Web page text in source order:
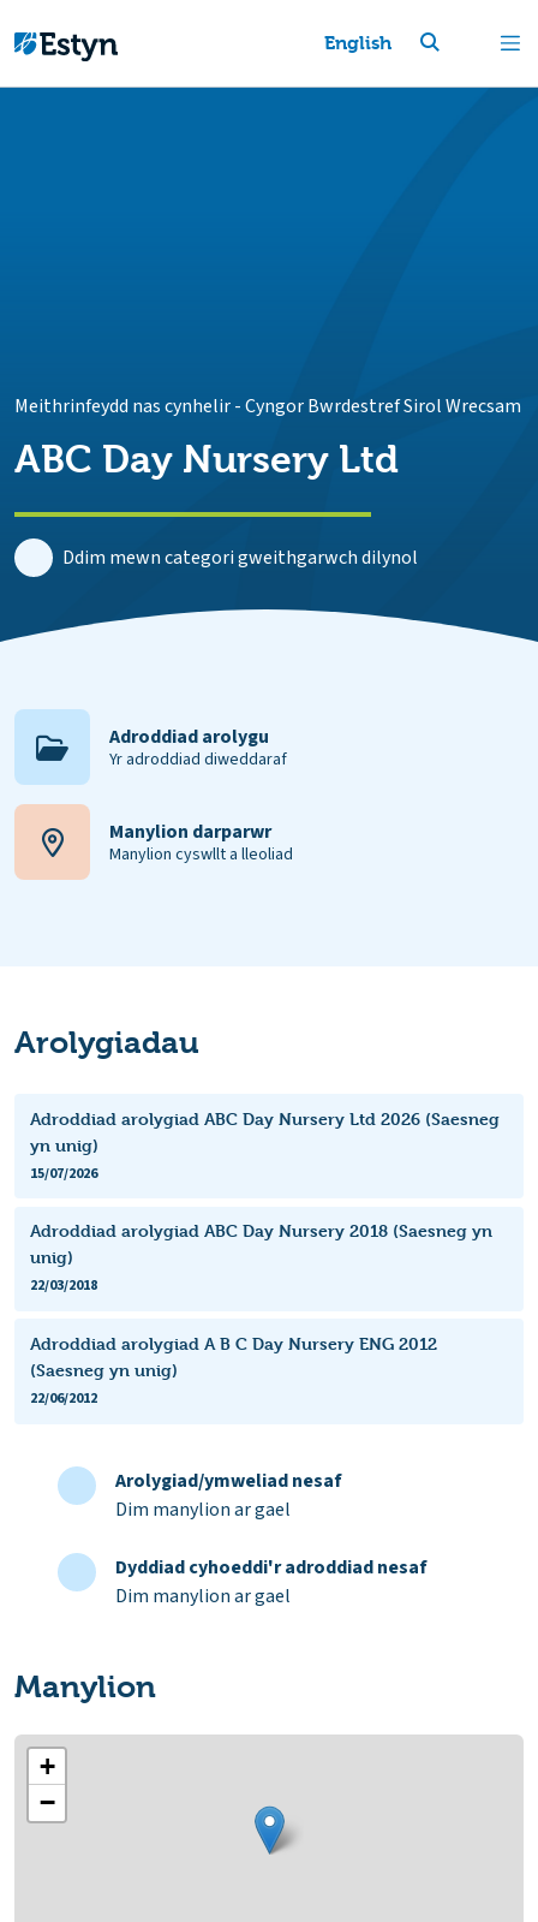
English
Meithrinfeydd nas cynhelir-Cyngor Bwrdestref Sirol Wrecsam
ABC Day Nursery Ltd
Ddim mewn categori gweithgarwch dilynol
Adroddiad arolygu
Yr adroddiad diweddaraf
Manylion darparwr
Manylion cyswllt a lleoliad
Arolygiadau
Adroddiad arolygiad ABC Day Nursery Ltd 2026 (Saesneg
yn unig)
15/07/2026
Adroddiad arolygiad ABC Day Nursery 2018 (Saesneg yn
unig)
22/03/2018
Adroddiad arolygiad A B C Day Nursery ENG 2012
(Saesneg yn unig)
22/06/2012
Arolygiad/ymweliad nesaf
Dim manylion ar gael
Dyddiad cyhoeddi'r adroddiad nesaf
Dim manylion ar gael
Manylion
+
−